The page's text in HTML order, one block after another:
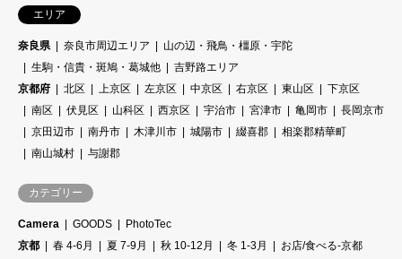
エリア
奈良県 奈良市周辺エリア
山の辺・飛鳥・橿原・宇陀
生駒・信貴・斑鳩・葛城他
吉野路エリア
京都府
北区 上京区 左京区 中京区 右京区 東山区
下京区
南区
伏見区 山科区 西京区 宇治市 宮津市 亀岡市
長岡京市
京田辺市
南丹市 木津川市 城陽市 綴喜郡
相楽郡精華町
南山城村
与謝郡
カテゴリー
Camera GOODS
PhotoTec
京都
春 4-6月 夏 7-9月 秋 10-12月 冬 1-3月
お店/食べる-京都